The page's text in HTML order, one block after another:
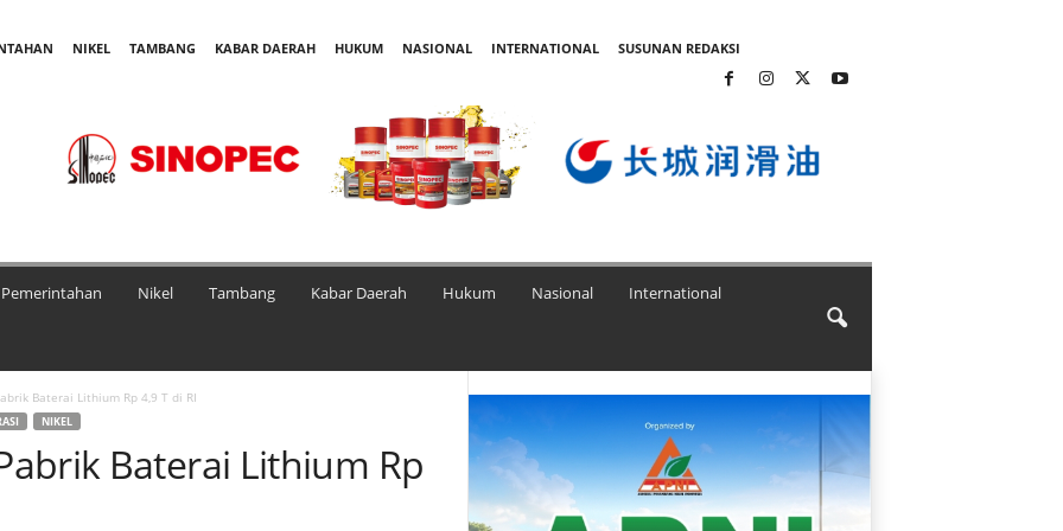
NIKEL TAMBANG KABAR DAERAH HUKUM NASIONAL INTERNATIONAL SUSUNAN REDAKSI
Pemerintahan Nikel Tambang Kabar Daerah Hukum Nasional International
Baterai Lithium Rp 4,9 T di RI
NIKEL
Baterai Lithium Rp